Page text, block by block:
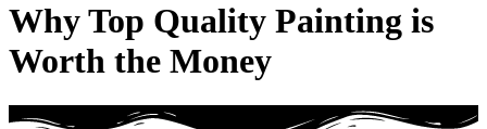
Why Top Quality Painting is
Worth the Money